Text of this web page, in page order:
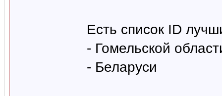
Есть список ID
- Гомельской
- Беларуси